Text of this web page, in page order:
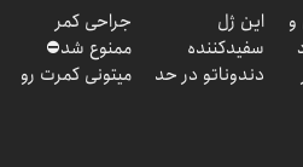
این ژل
سفیدکننده
دندوناتو در حد
جراحی کمر
ممنوع شد⛔
میتونی کمرت رو